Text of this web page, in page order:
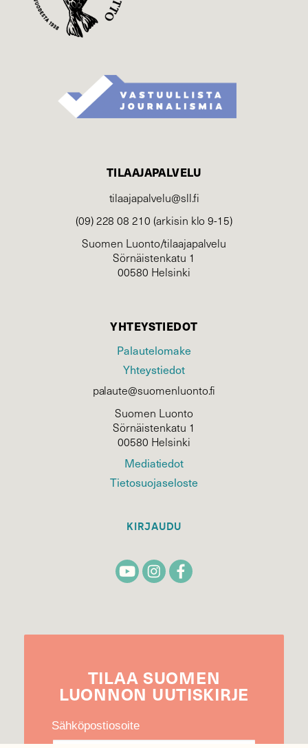
TILAAJAPALVELU
tilaajapalvelu@sll.fi
(09) 228 08 210 (arkisin klo 9-15)
Suomen Luonto/tilaajapalvelu
Sörnäistenkatu 1
00580 Helsinki
YHTEYSTIEDOT
Palautelomake
Yhteystiedot
palaute@suomenluonto.fi
Suomen Luonto
Sörnäistenkatu 1
00580 Helsinki
Mediatiedot
Tietosuojaseloste
KIRJAUDU
TILAA SUOMEN
LUONNON UUTIS­KIRJE
Sähköpostiosoite